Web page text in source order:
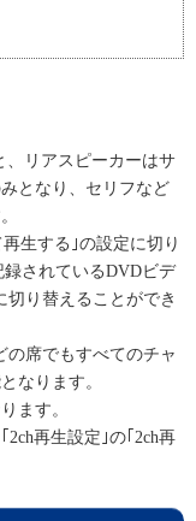
、リアスピーカーはサ
となり、セリフなど
再生する｣の設定に切り
録されているDVDビデ
切り替えることができ
の席でもすべてのチャ
なります。
ます。
2ch再生設定｣の｢2ch再